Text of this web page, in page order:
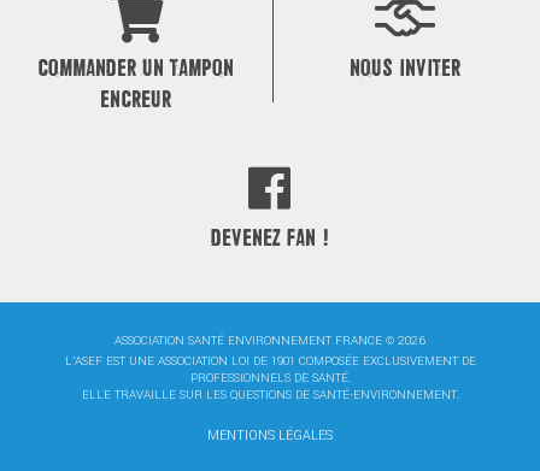
COMMANDER UN TAMPON
ENCREUR
NOUS INVITER
DEVENEZ FAN !
ASSOCIATION SANTÉ ENVIRONNEMENT FRANCE © 2026
L'ASEF EST UNE ASSOCIATION LOI DE 1901 COMPOSÉE EXCLUSIVEMENT DE
PROFESSIONNELS DE SANTÉ.
ELLE TRAVAILLE SUR LES QUESTIONS DE SANTÉ-ENVIRONNEMENT.
MENTIONS LÉGALES